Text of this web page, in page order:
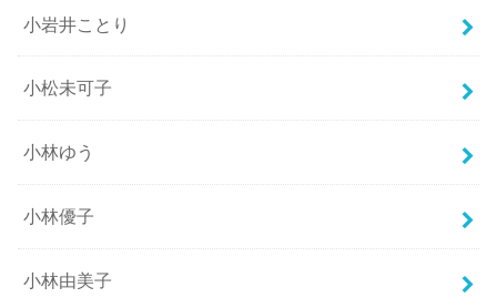
小岩井ことり
小松未可子
小林ゆう
小林優子
小林由美子